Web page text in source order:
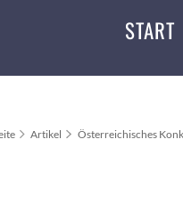
START
Artikel Österreichisches